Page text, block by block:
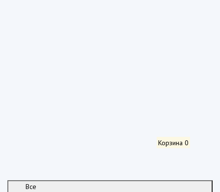
Корзина 0
Все